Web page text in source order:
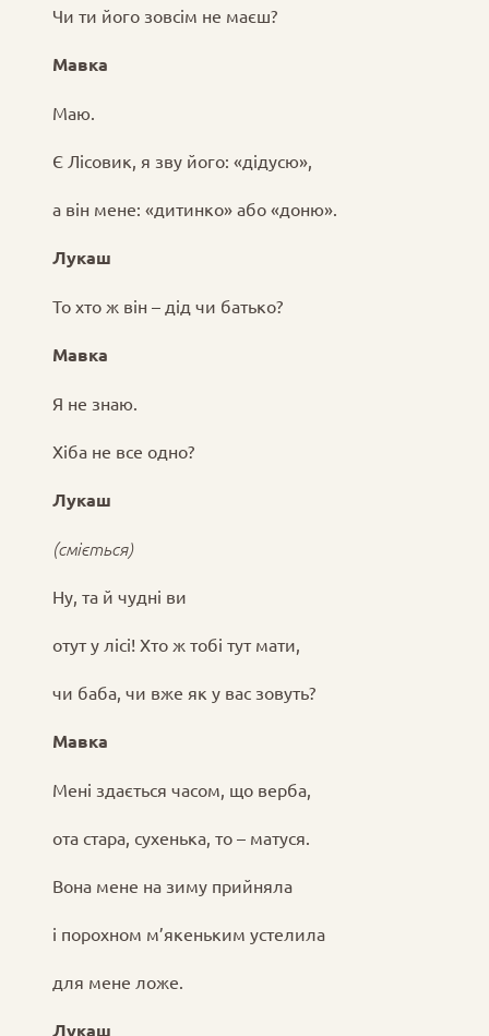
Чи ти його зовсім не маєш?
Мавка
Маю.
Є Лісовик, я зву його: «дідусю»,
а він мене: «дитинко» або «доню».
Лукаш
То хто ж він – дід чи батько?
Мавка
Я не знаю.
Хіба не все одно?
Лукаш
(сміється)
Ну, та й чудні ви
отут у лісі! Хто ж тобі тут мати,
чи баба, чи вже як у вас зовуть?
Мавка
Мені здається часом, що верба,
ота стара, сухенька, то – матуся.
Вона мене на зиму прийняла
і порохном м’якеньким устелила
для мене ложе.
Лукаш